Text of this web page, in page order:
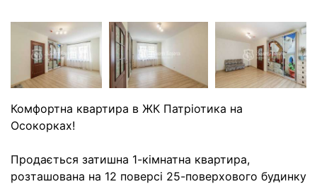
Комфортна квартира в ЖК Патріотика на
Осокорках!
Продається затишна 1-кімнатна квартира,
розташована на 12 поверсі 25-поверхового будинку